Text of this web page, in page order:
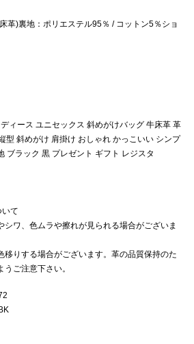
革)裏地：ポリエステル95％ / コットン5％ショ
ィース ユニセックス 斜めがけバッグ 牛床革 革
型 斜めがけ 肩掛け おしゃれ かっこいい シンプ
ブラック 黒 プレゼント ギフト レジスタ
て
シワ、色ムラや擦れが見られる場合がございま
移りする場合がございます。革の品質保持のた
ご注意下さい。